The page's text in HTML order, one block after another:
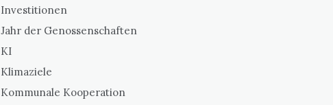
Investitionen
Jahr der Genossenschaften
KI
Klimaziele
Kommunale Kooperation